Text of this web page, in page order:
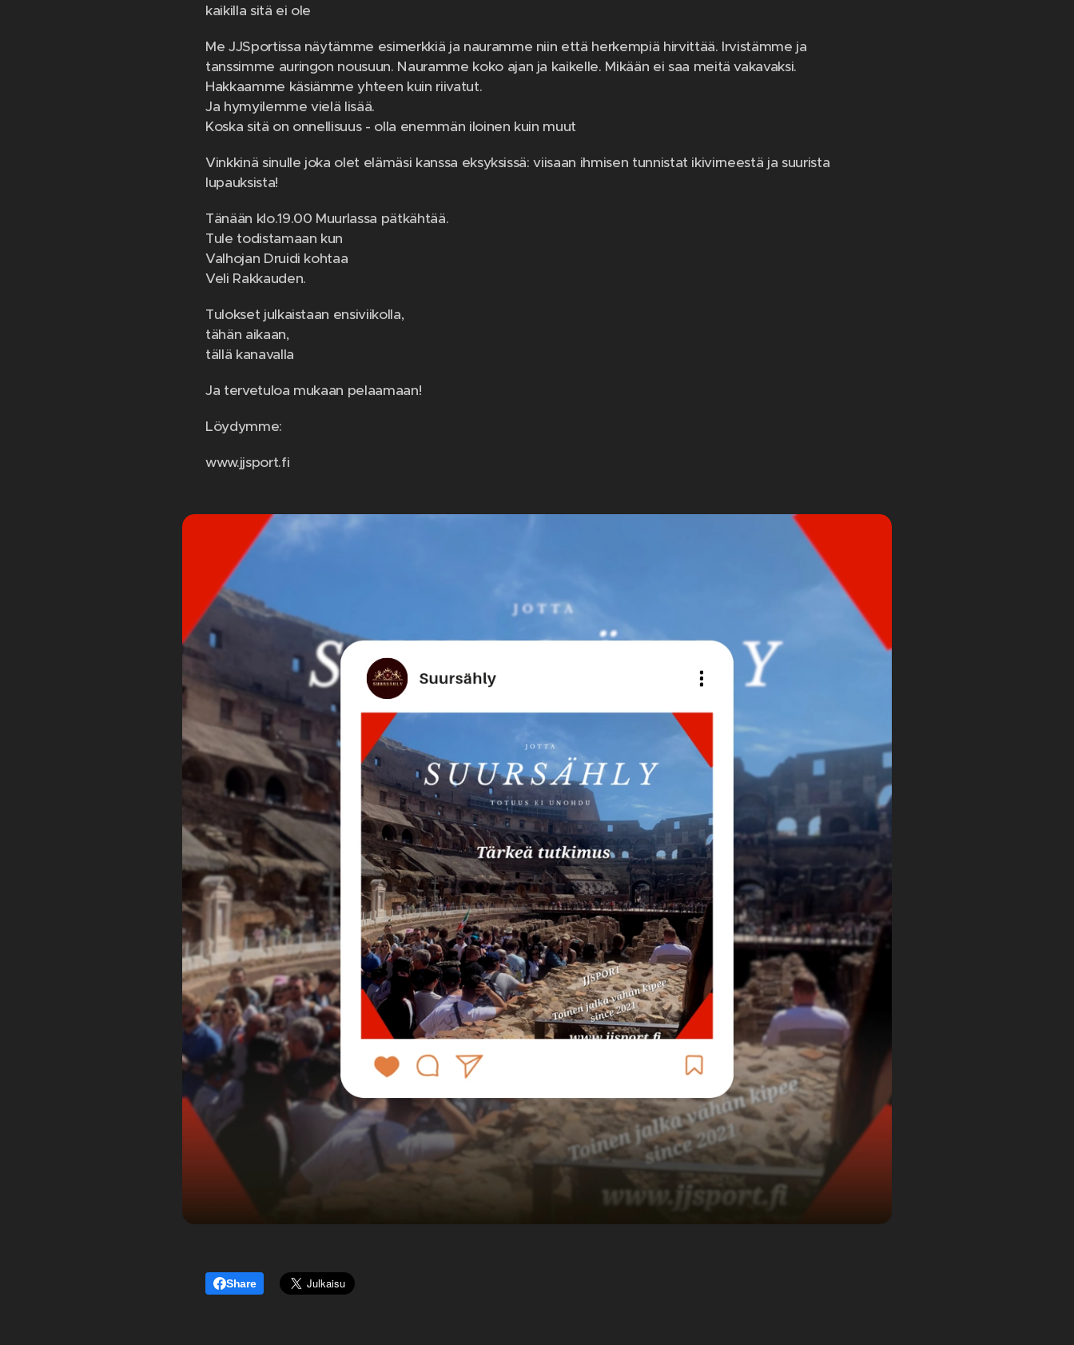
kaikilla sitä ei ole
Me JJSportissa näytämme esimerkkiä ja nauramme niin että herkempiä hirvittää. Irvistämme ja
tanssimme auringon nousuun. Nauramme koko ajan ja kaikelle. Mikään ei saa meitä vakavaksi.
Hakkaamme käsiämme yhteen kuin riivatut.
Ja hymyilemme vielä lisää.
Koska sitä on onnellisuus - olla enemmän iloinen kuin muut
Vinkkinä sinulle joka olet elämäsi kanssa eksyksissä: viisaan ihmisen tunnistat ikivirneestä ja suurista
lupauksista!
Tänään klo.19.00 Muurlassa pätkähtää.
Tule todistamaan kun
Valhojan Druidi kohtaa
Veli Rakkauden.
Tulokset julkaistaan ensiviikolla,
tähän aikaan,
tällä kanavalla
Ja tervetuloa mukaan pelaamaan!
Löydymme:
www.jjsport.fi
Share